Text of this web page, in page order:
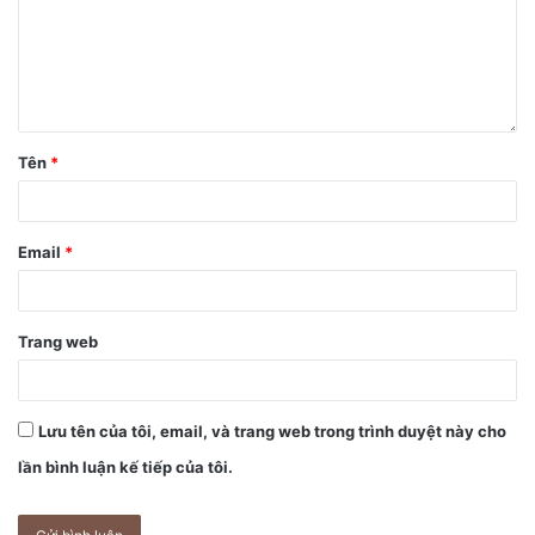
qua).
Tên *
Email *
Trang web
Lưu tên của tôi, email, và trang web trong trình duyệt này cho
lần bình luận kế tiếp của tôi.